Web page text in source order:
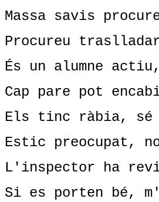
Massa savis
Procureu
És un alumne
Cap pare pot
Els tinc ràbia, sé
Estic preocupat,
L'inspector ha
Si es porten bé,